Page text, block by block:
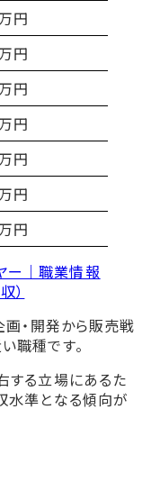
円
円
円
円
円
円
円
ー｜職業情報
）
画・開発から販売戦
職種です。
する立場にあるた
水準となる傾向が